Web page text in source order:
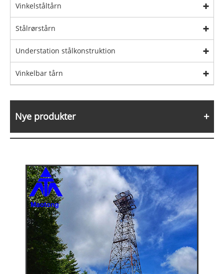
Vinkelståltårn
Stålrørstårn
Understation stålkonstruktion
Vinkelbar tårn
Nye produkter